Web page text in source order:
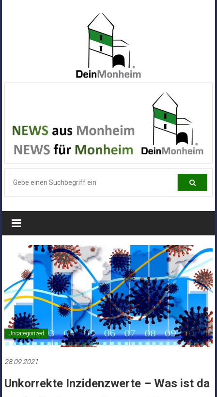
Alle
News
aus
Deiner
Stadt
Monheim
Uncategorized
28.09.2021
Unkorrekte Inzidenzwerte – Was ist da